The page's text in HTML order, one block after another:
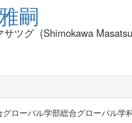
嗣
サツグ (Shimokawa
グローバル学部総合グローバル学